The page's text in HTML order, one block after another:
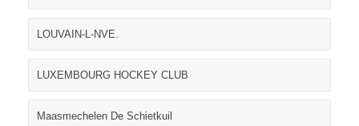
LOUVAIN-L-NVE.
LUXEMBOURG HOCKEY CLUB
Maasmechelen De Schietkuil